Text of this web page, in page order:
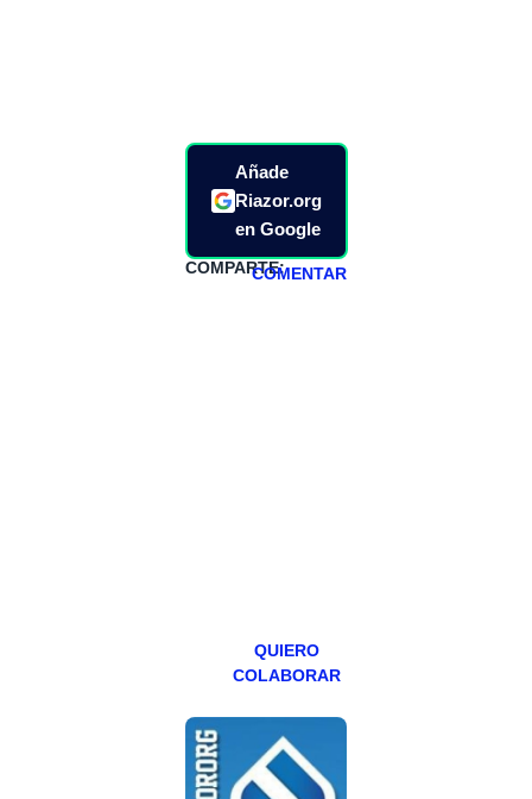
Añade
Riazor.org
en Google
COMPARTE:COMENTAR
QUIERO
COLABORAR